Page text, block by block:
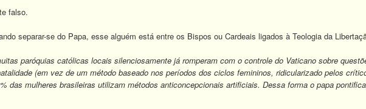
falso.
separar-se do Papa, esse alguém está entre os Bispos ou Cardeais ligados à Teologia da
paróquias católicas locais silenciosamente já romperam com o controle do Vaticano sobre
(em vez de um método baseado nos períodos dos ciclos femininos, ridicularizado pelos
das mulheres brasileiras utilizam métodos anticoncepcionais artificiais. Dessa forma o papa